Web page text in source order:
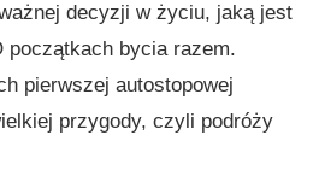
decyzji w życiu, jaką jest
początkach bycia razem.
pierwszej autostopowej
przygody, czyli podróży